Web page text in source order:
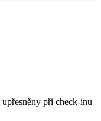
při check-inu